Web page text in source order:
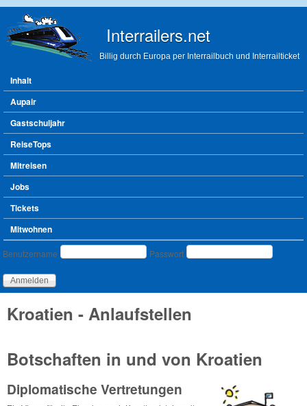
Interrailers.net
Billig durch Europa per Interrailbuch und Interrailticket
Hauptmenü
Inhalt
Aupair
Gastschuljahr
ReiseTops
Mitreisen
Jobs
Tickets
Mitwohnen
Benutzeranmeldung
Benutzername Passwort
Kroatien - Anlaufstellen
Botschaften in und von Kroatien
Diplomatische Vertretungen